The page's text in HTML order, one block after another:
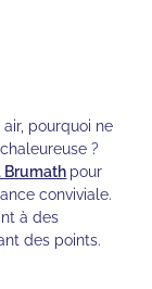
pourquoi ne
?
Brumath pour
conviviale.
à des
des points.